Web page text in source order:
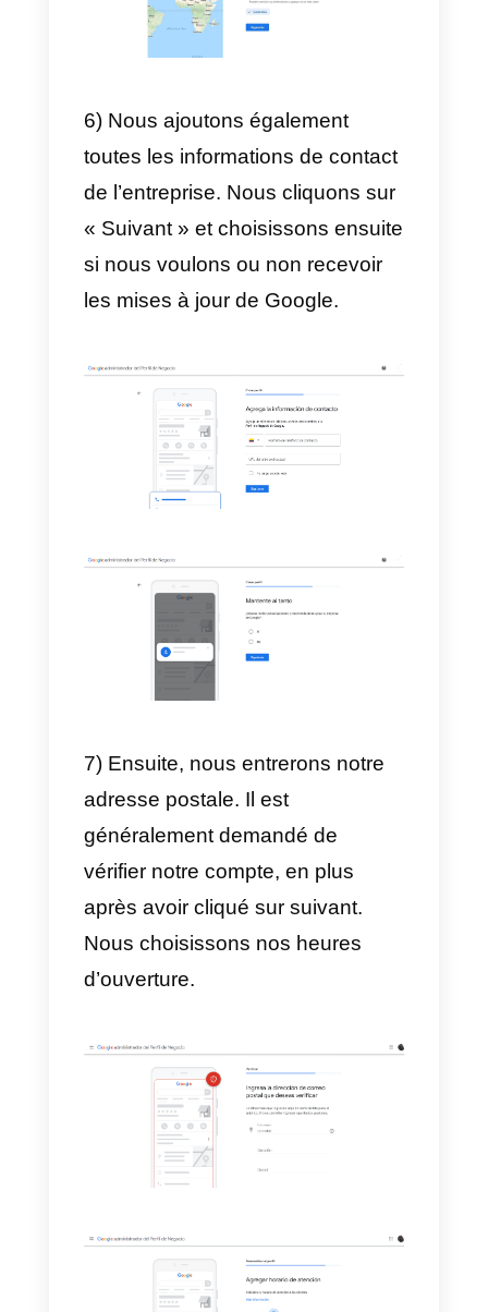
moteur de recherche.
3) Une fois que nous avons écrit
le nom, nous devons choisir la
niche de l’entreprise.
4) Après avoir choisi la niche de
l’entreprise, il nous sera
d’ajouter ou non un
pays dans lesquels nous offrons
nos services.